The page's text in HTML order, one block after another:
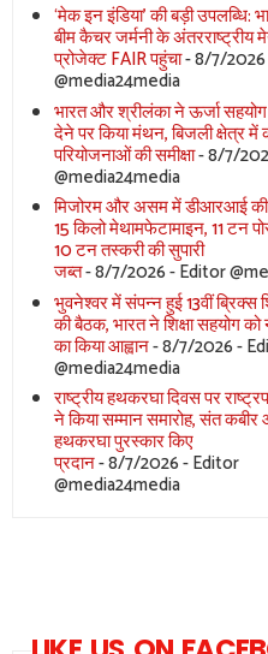
‘मेक इन इंडिया’ की बड़ी उपलब्धि:
बीम कैचर जर्मनी के अंतरराष्ट्रीय
प्रोजेक्ट FAIR पहुंचा- 8/7/2026
@media24media
भारत और श्रीलंका ने ऊर्जा
देने पर किया मंथन, बिजली क्षेत्र
परियोजनाओं की समीक्षा- 8/7/
@media24media
मिजोरम और असम में डीआरआई की
15 किलो मेथामफेटामाइन, 11 टन
10 टन तस्करी की सुपारी
जब्त- 8/7/2026- Editor
भुवनेश्वर में संपन्न हुई 13वीं ब्रिक्स
की बैठक, भारत ने शिक्षा सहयोग
का किया आह्वान- 8/7/2026-
@media24media
राष्ट्रीय हथकरघा दिवस पर
ने किया सम्मान समारोह, संत कबीर
हथकरघा पुरस्कार किए
प्रदान- 8/7/2026- Editor
@media24media